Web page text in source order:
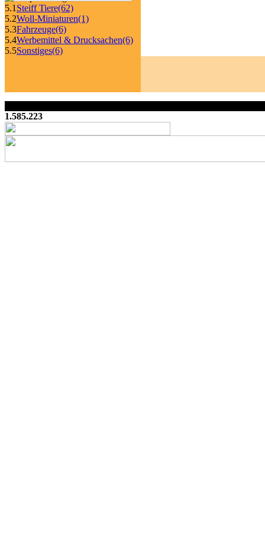
5.1 Steiff Tiere(62)
5.2Woll-Miniaturen(1)
5.3Fahrzeuge(6)
5.4Werbemittel & Drucksachen(6)
5.5Sonstiges(6)
1.585.223